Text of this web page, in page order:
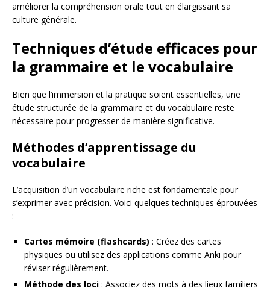
améliorer la compréhension orale tout en élargissant sa
culture générale.
Techniques d’étude efficaces pour
la grammaire et le vocabulaire
Bien que l’immersion et la pratique soient essentielles, une
étude structurée de la grammaire et du vocabulaire reste
nécessaire pour progresser de manière significative.
Méthodes d’apprentissage du
vocabulaire
L’acquisition d’un vocabulaire riche est fondamentale pour
s’exprimer avec précision. Voici quelques techniques éprouvées
:
Cartes mémoire (flashcards) : Créez des cartes
physiques ou utilisez des applications comme Anki pour
réviser régulièrement.
Méthode des loci : Associez des mots à des lieux familiers